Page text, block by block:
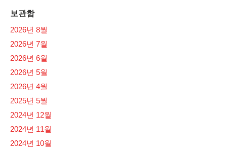
보관함
2026년 8월
2026년 7월
2026년 6월
2026년 5월
2026년 4월
2025년 5월
2024년 12월
2024년 11월
2024년 10월